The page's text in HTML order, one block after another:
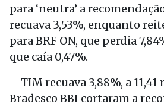
para ‘neutra’ a
recuava 3,53%, enquanto
para BRF ON, que perdia
que caía 0,47%.
– TIM recuava 3,88%, a
Bradesco BBI cortaram a